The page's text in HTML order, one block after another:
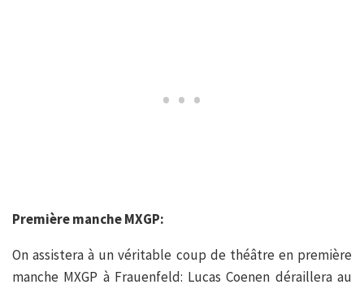
Première manche MXGP:
On assistera à un véritable coup de théâtre en première
manche MXGP à Frauenfeld: Lucas Coenen déraillera au